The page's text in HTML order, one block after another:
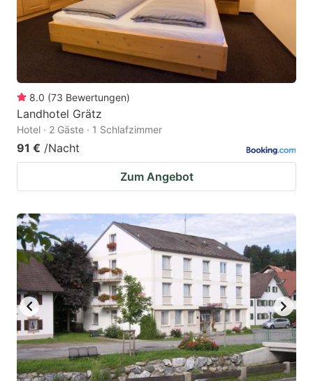
to
get
the
keyboard
shortcuts
for
changing
dates.
to
get
the
keyboard
dates.
8.0 (73 Bewertungen)
Landhotel Grätz
Hotel · 2 Gäste · 1 Schlafzimmer
91 € /Nacht
Zum Angebot